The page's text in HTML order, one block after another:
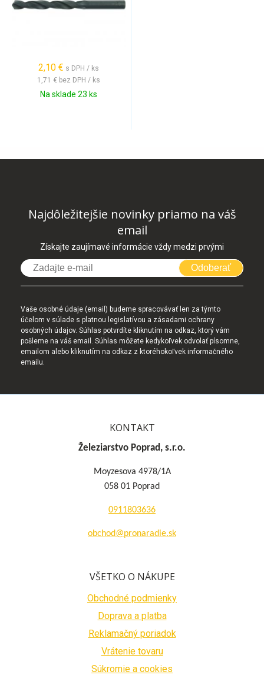
2,10 € s DPH / ks
1,71 € bez DPH / ks
Na sklade 23 ks
Najdôležitejšie novinky priamo na váš
email
Získajte zaujímavé informácie vždy medzi prvými
Odoberať
Vaše osobné údaje (email) budeme spracovávať len za týmto
účelom v súlade s platnou legislatívou a zásadami ochrany
osobných údajov. Súhlas potvrdíte kliknutím na odkaz, ktorý vám
pošleme na váš email. Súhlas môžete kedykoľvek odvolať písomne,
emailom alebo kliknutím na odkaz z ktoréhokoľvek informačného
emailu.
KONTAKT
Železiarstvo Poprad, s.r.o.
Moyzesova 4978/1A
058 01 Poprad
0911803636
obchod@pronaradie.sk
VŠETKO O NÁKUPE
Obchodné podmienky
Doprava a platba
Reklamačný poriadok
Vrátenie tovaru
Súkromie a cookies